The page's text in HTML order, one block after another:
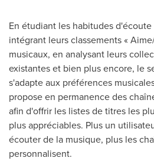
En étudiant les habitudes
intégrant leurs classements «
musicaux, en analysant leurs
existantes et bien plus encore, le
s'adapte aux préférences
propose en permanence des
afin d'offrir les listes de titres les
plus appréciables. Plus un
écouter de la musique, plus les
personnalisent.